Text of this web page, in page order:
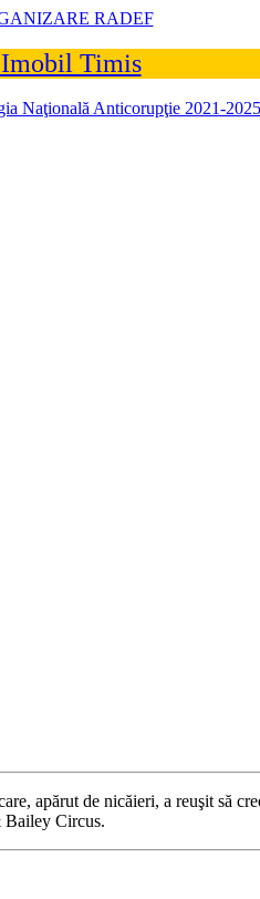
RADEF
Imobil Timis
Naţională Anticorupţie 2021-2025
apărut de nicăieri, a reuşit să
Bailey Circus.